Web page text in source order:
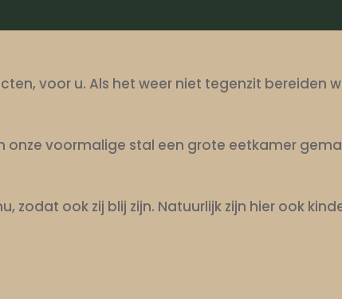
voor u. Als het weer niet tegenzit bereiden
onze voormalige stal een grote eetkamer
zodat ook zij blij zijn. Natuurlijk zijn hier ook